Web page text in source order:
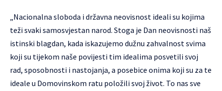
„Nacionalna sloboda i državna neovisnost ideali su kojima
teži svaki samosvjestan narod. Stoga je Dan neovisnosti naš
istinski blagdan, kada iskazujemo dužnu zahvalnost svima
koji su tijekom naše povijesti tim idealima posvetili svoj
rad, sposobnosti i nastojanja, a posebice onima koji su za te
ideale u Domovinskom ratu položili svoj život. To nas sve